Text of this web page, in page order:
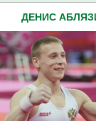
ДЕНИС